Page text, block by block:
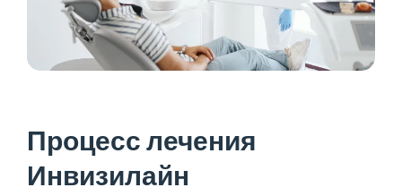
Процесс лечения
Инвизилайн